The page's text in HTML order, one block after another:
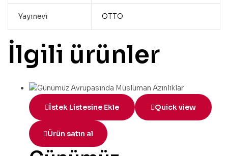
Yayınevi OTTO
İlgili ürünler
İstek Listesine Ekle Quick view
Ürün satın al